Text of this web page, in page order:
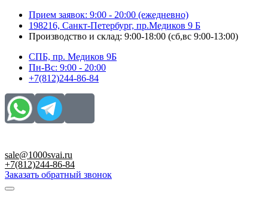
Перейти
содержимому
Прием заявок: 9:00 - 20:00 (ежедневно)
198216, Санкт-Петербург, пр.Медиков 9 Б
Производство и склад: 9:00-18:00 (сб,вс 9:00-13:00)
СПБ, пр. Медиков 9Б
Пн-Вс: 9:00 - 20:00
+7(812)244-86-84
sale@1000svai.ru
+7(812)244-86-84
Заказать обратный звонок